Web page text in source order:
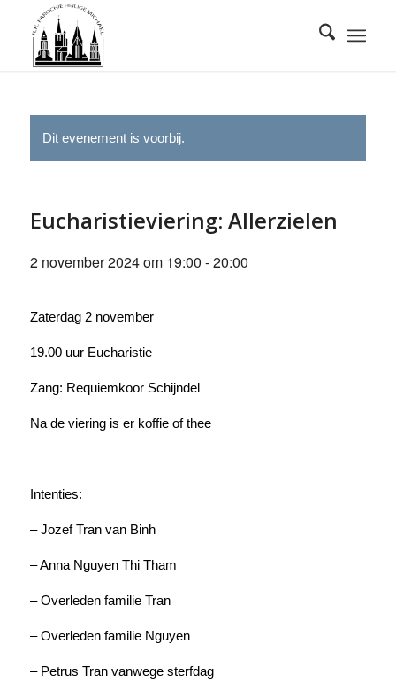
Dit evenement is voorbij.
Eucharistieviering: Allerzielen
2 november 2024 om 19:00 -20:00
Zaterdag 2 november
19.00 uur Eucharistie
Zang: Requiemkoor Schijndel
Na de viering is er koffie of thee
Intenties:
– Jozef Tran van Binh
– Anna Nguyen Thi Tham
– Overleden familie Tran
– Overleden familie Nguyen
– Petrus Tran vanwege sterfdag